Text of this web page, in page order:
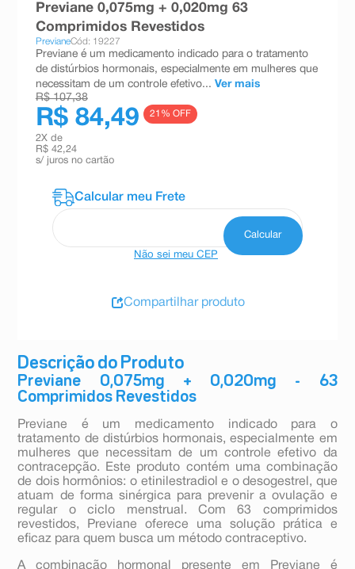
esmalte
10ºabsorvente
Descrição do Produto
Previane 0,075mg + 0,020mg - 63
Comprimidos Revestidos
Previane é um medicamento indicado para o
tratamento de distúrbios hormonais, especialmente em
mulheres que necessitam de um controle efetivo da
contracepção. Este produto contém uma combinação
de dois hormônios: o etinilestradiol e o desogestrel, que
atuam de forma sinérgica para prevenir a ovulação e
regular o ciclo menstrual. Com 63 comprimidos
revestidos, Previane oferece uma solução prática e
eficaz para quem busca um método contraceptivo.
A combinação hormonal presente em Previane é
Previane 0,075mg + 0,020mg 63
Comprimidos Revestidos
PrevianeCód: 19227
Previane é um medicamento indicado para o tratamento
de distúrbios hormonais, especialmente em mulheres que
necessitam de um controle efetivo... Ver mais
R$ 107,38
R$ 84,49 21 % OFF
2X de
R$ 42,24
s/ juros no cartão
Não sei meu CEP
Compartilhar produto